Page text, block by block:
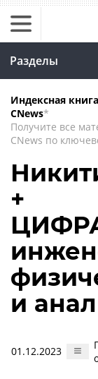
Разделы
Индексная
CNews*
Получите все
CNews по
+
и
01.12.2023